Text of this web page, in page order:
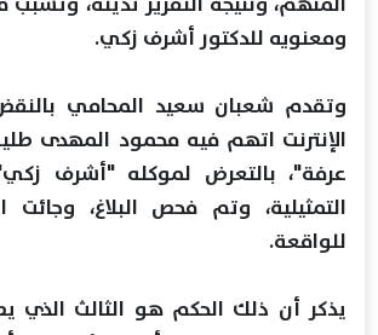
ومعنويه للدكتور أشرف زكي.
وتقدم شعبان سعيد المحامي
الإنترنت اتهم فيه محمود المهدى
عرفة"، بالتعرض لموكله "أشرف
التمثيلية، وتم فحص البلاغ، وجائت
للواقعة.
يذكر أن ذلك الحكم هو الثالث الذي